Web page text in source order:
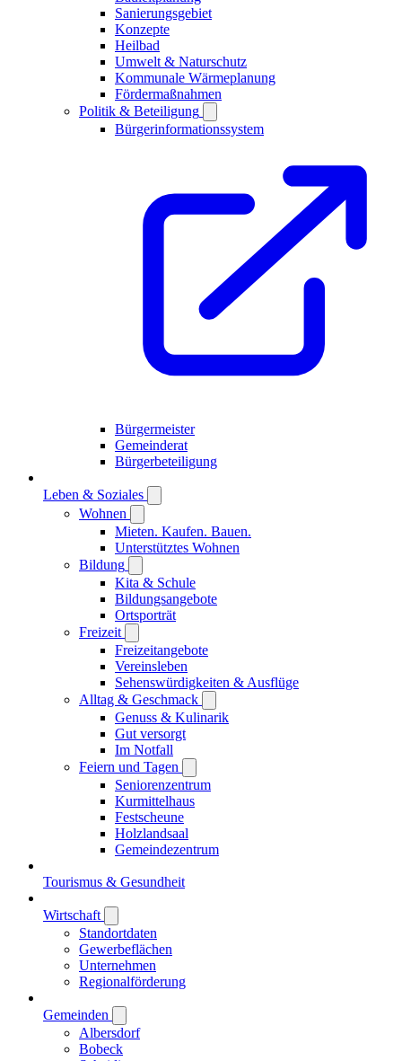
Sanierungsgebiet
Konzepte
Heilbad
Umwelt & Naturschutz
Kommunale Wärmeplanung
Fördermaßnahmen
Politik & Beteiligung
Bürgerinformationssystem
Bürgermeister
Gemeinderat
Bürgerbeteiligung
Leben & Soziales
Wohnen
Mieten. Kaufen. Bauen.
Unterstütztes Wohnen
Bildung
Kita & Schule
Bildungsangebote
Ortsporträt
Freizeit
Freizeitangebote
Vereinsleben
Sehenswürdigkeiten & Ausflüge
Alltag & Geschmack
Genuss & Kulinarik
Gut versorgt
Im Notfall
Feiern und Tagen
Seniorenzentrum
Kurmittelhaus
Festscheune
Holzlandsaal
Gemeindezentrum
Tourismus & Gesundheit
Wirtschaft
Standortdaten
Gewerbeflächen
Unternehmen
Regionalförderung
Gemeinden
Albersdorf
Bobeck